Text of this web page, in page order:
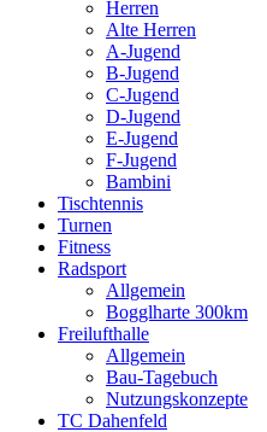
Herren
Alte Herren
A-Jugend
B-Jugend
C-Jugend
D-Jugend
E-Jugend
F-Jugend
Bambini
Tischtennis
Turnen
Fitness
Radsport
Allgemein
Bogglharte 300km
Freilufthalle
Allgemein
Bau-Tagebuch
Nutzungskonzepte
TC Dahenfeld